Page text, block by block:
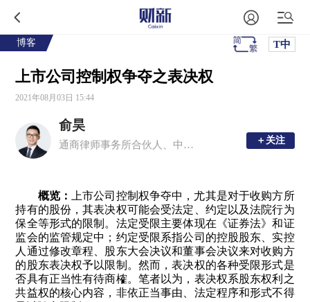
博客 T中
上市公司控制权争夺之表决权
2021年08月03日 15:44
俞昊
通商律师事务所合伙人、中国ESG 30人论坛研究员、中证投服公益律师，市场与法治的信仰者和利益相关者。 ＋关注
＋关注
概览：
上市公司控制权争夺中，尤其是对于收购方所
持有的股份，其表决权可能会受法定、约定以及法院行为
保全等形式的限制。法定受限主要体现在《证券法》和证
监会的监管规定中；约定受限系指公司的控股股东、实控
人通过修改章程、股东大会决议和董事会决议来对收购方
的股东表决权予以限制。然而，表决权的各种受限形式是
否具有正当性有待商榷。笔者以为，表决权系股东权利之
共益权的核心内容，非依正当事由、法定程序和形式不得